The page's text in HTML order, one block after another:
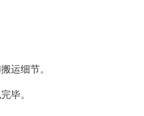
运细节。
毕。